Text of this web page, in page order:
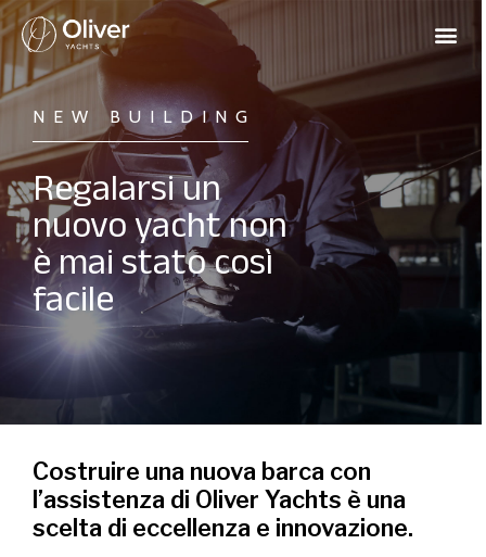
NEW BUILDING
Regalarsi un
nuovo yacht non
è mai stato così
facile
Costruire una nuova barca con
l’assistenza di Oliver Yachts è una
scelta di eccellenza e innovazione.